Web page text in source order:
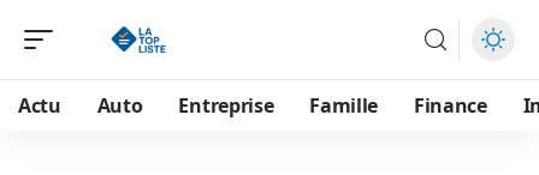
Actu Auto Entreprise Famille Finance